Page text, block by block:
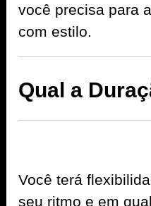
você precisa para
com estilo.
Qual a
Você terá
seu ritmo e em